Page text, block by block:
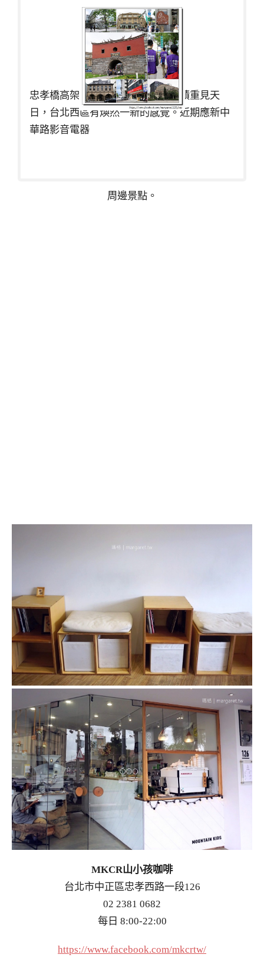
忠孝橋高架橋引道拆除後，北門古蹟重見天
日，台北西區有煥然一新的感覺。近期應新中
華路影音電器
周邊景點。
MKCR山小孩咖啡
台北市中正區忠孝西路一段126
02 2381 0682
每日 8:00-22:00
https://www.facebook.com/mkcrtw/